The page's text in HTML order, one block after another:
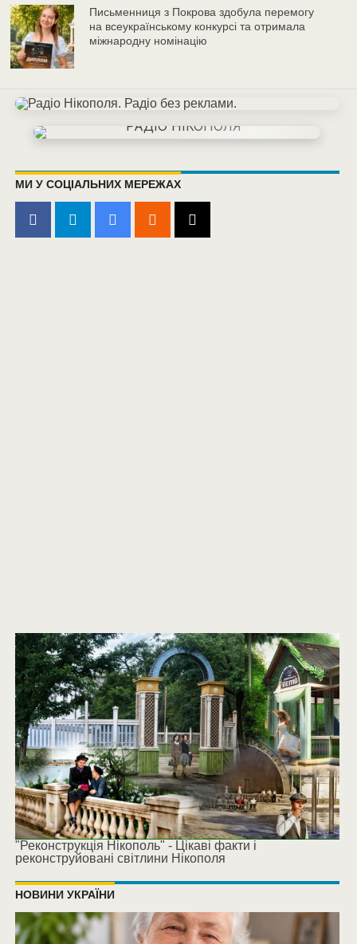
Письменниця з Покрова здобула перемогу
на всеукраїнському конкурсі та отримала
міжнародну номінацію
МИ У СОЦІАЛЬНИХ МЕРЕЖАХ
"Реконструкція Нікополь" - Цікаві факти і
реконструйовані світлини Нікополя
НОВИНИ УКРАЇНИ